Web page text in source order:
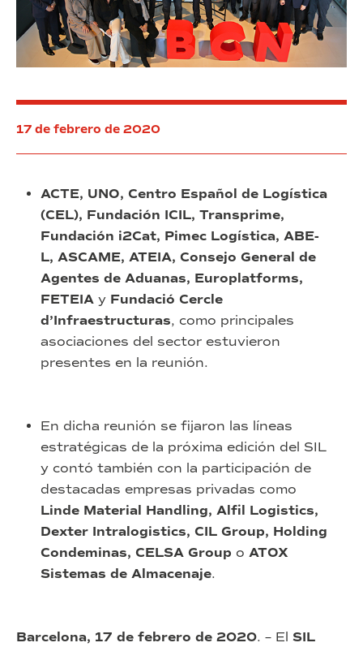
17 de febrero de 2020
ACTE, UNO, Centro Español de Logística
(CEL), Fundación ICIL, Transprime,
Fundación i2Cat, Pimec Logística, ABE-
L, ASCAME, ATEIA, Consejo General de
Agentes de Aduanas, Europlatforms,
FETEIA y Fundació Cercle
d’Infraestructuras, como principales
asociaciones del sector estuvieron
presentes en la reunión.
En dicha reunión se fijaron las líneas
estratégicas de la próxima edición del SIL
y contó también con la participación de
destacadas empresas privadas como
Linde Material Handling, Alfil Logistics,
Dexter Intralogistics, CIL Group, Holding
Condeminas, CELSA Group o ATOX
Sistemas de Almacenaje.
Barcelona, 17 de febrero de 2020. – El SIL